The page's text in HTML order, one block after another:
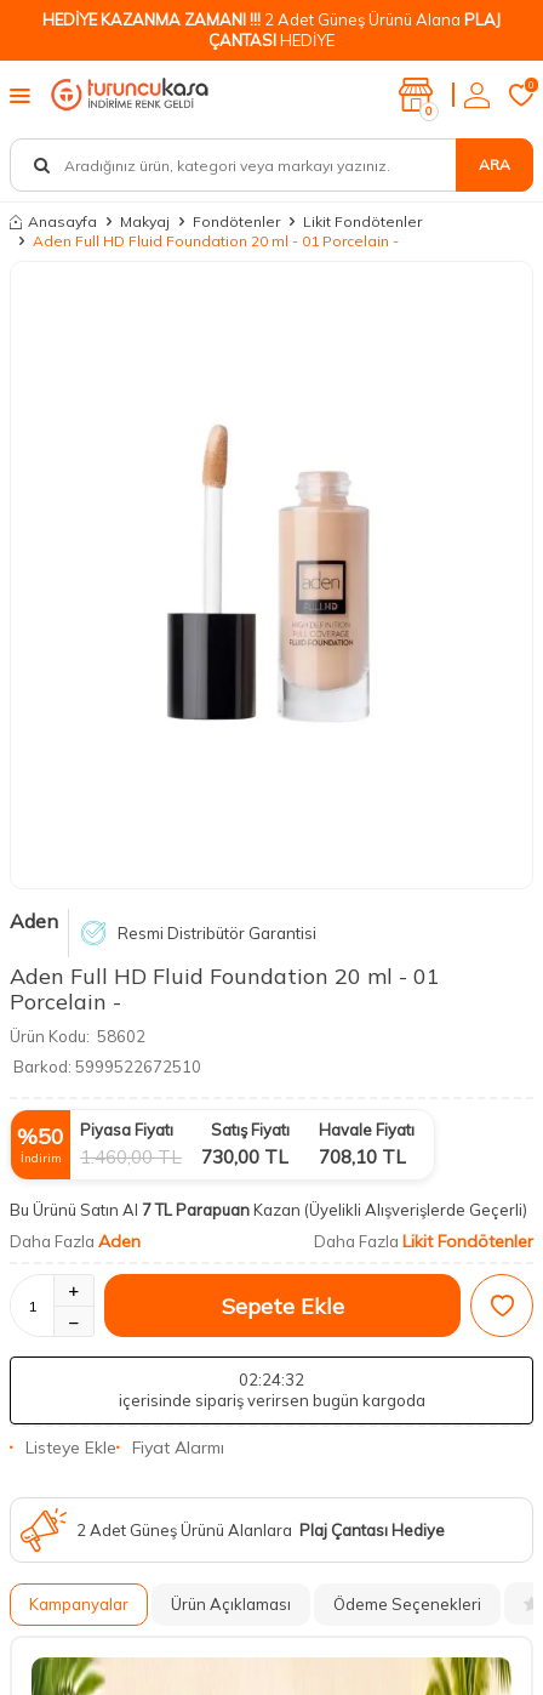
HEDİYE KAZANMA ZAMANI !!! 2 Adet Güneş Ürünü Alana PLAJ
ÇANTASIHEDİYE
ARA
0
0
Anasayfa Makyaj Fondötenler
Likit Fondötenler
Aden Full HD Fluid Foundation 20 ml - 01 Porcelain -
Aden Resmi Distribütör Garantisi
Aden Full HD Fluid Foundation 20 ml - 01
Porcelain -
Ürün Kodu: 58602
Barkod: 5999522672510
%50
İndirim
Piyasa Fiyatı
1.460,00TL
Satış Fiyatı
730,00 TL
Havale Fiyatı
708,10 TL
Bu Ürünü Satın Al 7 TL ParapuanKazan (Üyelikli Alışverişlerde Geçerli)
Daha Fazla Aden Daha Fazla Likit Fondötenler
Sepete Ekle
02:24:31
içerisinde sipariş verirsen bugün kargoda
Listeye Ekle Fiyat Alarmı
2 Adet Güneş Ürünü Alanlara Plaj Çantası Hediye
Kampanyalar Ürün Açıklaması Ödeme Seçenekleri